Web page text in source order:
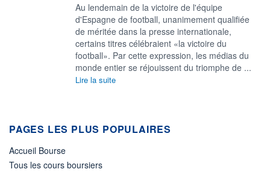
Au lendemain de la victoire de l'équipe
d'Espagne de football, unanimement qualifiée
de méritée dans la presse internationale,
certains titres célébraient «la victoire du
football». Par cette expression, les médias du
monde entier se réjouissent du triomphe de ...
Lire la suite
PAGES LES PLUS POPULAIRES
Accueil Bourse
Tous les cours boursiers